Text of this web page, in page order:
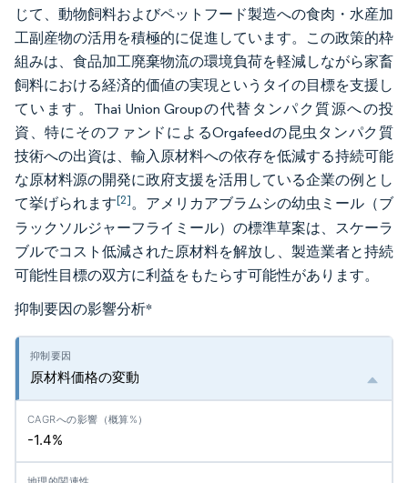
じて、動物飼料およびペットフード製造への食肉・水産加
工副産物の活用を積極的に促進しています。この政策的枠
組みは、食品加工廃棄物流の環境負荷を軽減しながら家畜
飼料における経済的価値の実現というタイの目標を支援し
ています。Thai Union Groupの代替タンパク質源への投
資、特にそのファンドによるOrgafeedの昆虫タンパク質
技術への出資は、輸入原材料への依存を低減する持続可能
な原材料源の開発に政府支援を活用している企業の例とし
て挙げられます[2]。アメリカアブラムシの幼虫ミール（ブ
ラックソルジャーフライミール）の標準草案は、スケーラ
ブルでコスト低減された原材料を解放し、製造業者と持続
可能性目標の双方に利益をもたらす可能性があります。
抑制要因の影響分析*
原材料価格の変動
-1.4%